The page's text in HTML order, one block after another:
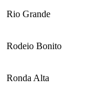
Rio Grande
Rodeio Bonito
Ronda Alta